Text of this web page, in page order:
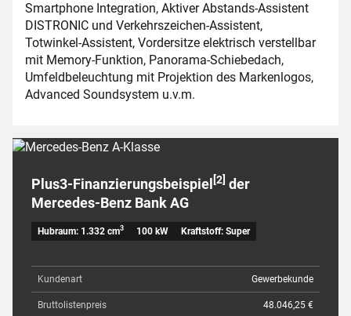
Smartphone Integration, Aktiver Abstands-Assistent
DISTRONIC und Verkehrszeichen-Assistent,
Totwinkel-Assistent, Vordersitze elektrisch verstellbar
mit Memory-Funktion, Panorama-Schiebedach,
Umfeldbeleuchtung mit Projektion des Markenlogos,
Advanced Soundsystem u.v.m.
Plus3-Finanzierungsbeispiel [2] der
Mercedes-Benz Bank AG
Hubraum: 1.332 cm3 100 kW Kraftstoff: Super
Kundenart Gewerbekunde
Bruttolistenpreis 48.046,25 €